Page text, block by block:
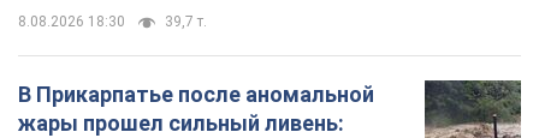
8.08.2026 18:30 39,7 т.
В Прикарпатье после аномальной
жары прошел сильный ливень: